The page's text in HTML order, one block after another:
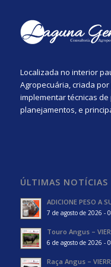
Localizada no interior
Agropecuária, criada
implementar técnicas
planejamentos, e
ÚLTIMAS NOTÍCIAS
ADICIONE PESO A
7 de agosto de 2026 -
Touro Angus –
6 de agosto de 2026 -
Raça Angus –